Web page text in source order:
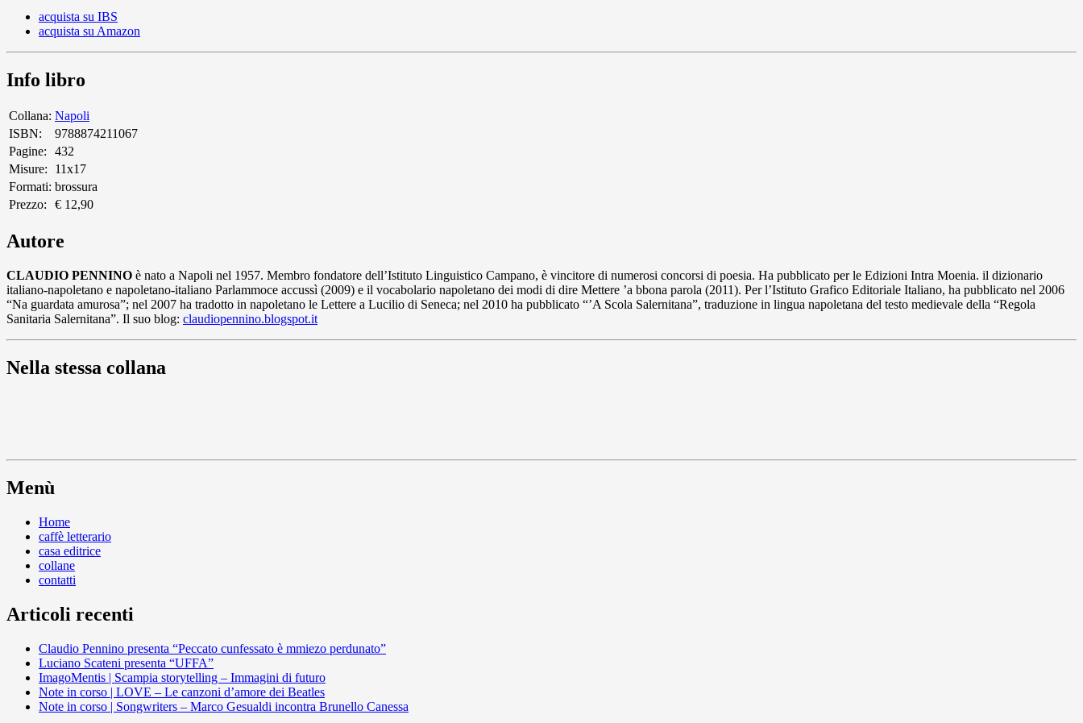
acquista su IBS
acquista su Amazon
Info libro
Collana: Napoli
ISBN:
9788874211067
Pagine:
432
Misure:
11x17
Formati: brossura
Prezzo:
€ 12,90
Autore
CLAUDIO PENNINO è nato a Napoli nel 1957. Membro fondatore dell’Istituto Linguistico Campano, è vincitore di numerosi concorsi di poesia. Ha pubblicato per le Edizioni Intra Moenia. il dizionario
italiano-napoletano e napoletano-italiano Parlammoce accussì (2009) e il vocabolario napoletano dei modi di dire Mettere ’a bbona parola (2011). Per l’Istituto Grafico Editoriale Italiano, ha pubblicato nel 2006
“Na guardata amurosa”; nel 2007 ha tradotto in napoletano le Lettere a Lucilio di Seneca; nel 2010 ha pubblicato “’A Scola Salernitana”, traduzione in lingua napoletana del testo medievale della “Regola
Sanitaria Salernitana”. Il suo blog: claudiopennino.blogspot.it
Nella stessa collana
Menù
Home
caffè letterario
casa editrice
collane
contatti
Articoli recenti
Claudio Pennino presenta “Peccato cunfessato è mmiezo perdunato”
Luciano Scateni presenta “UFFA”
ImagoMentis | Scampia storytelling – Immagini di futuro
Note in corso | LOVE – Le canzoni d’amore dei Beatles
Note in corso | Songwriters – Marco Gesualdi incontra Brunello Canessa